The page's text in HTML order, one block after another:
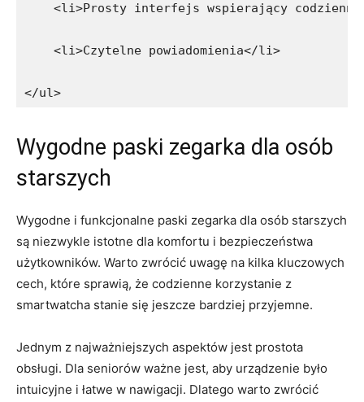
<li>Prosty interfejs wspierający
    <li>Czytelne powiadomienia</li>
</ul>
Wygodne paski zegarka dla osób
starszych
Wygodne i funkcjonalne paski zegarka​ dla osób starszych
są niezwykle istotne dla komfortu i bezpieczeństwa
użytkowników. Warto zwrócić uwagę na kilka kluczowych
cech, które sprawią, że codzienne korzystanie z
⁢smartwatcha ‌stanie się jeszcze⁢ bardziej‌ przyjemne.
Jednym z ⁤najważniejszych⁣ aspektów jest prostota
obsługi. Dla seniorów ważne jest, ‍aby urządzenie było
intuicyjne⁣ i łatwe w nawigacji. ‍Dlatego warto zwrócić